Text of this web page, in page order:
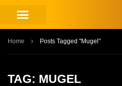
Home Posts Tagged "Mugel"
TAG: MUGEL